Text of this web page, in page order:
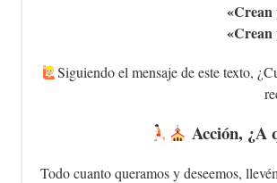
«Crean
«Crean
Siguiendo el mensaje de este texto,
Acción, ¿A
Todo cuanto queramos y deseemos,